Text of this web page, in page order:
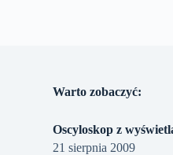
Warto zobaczyć:
Oscyloskop z
21 sierpnia 2009